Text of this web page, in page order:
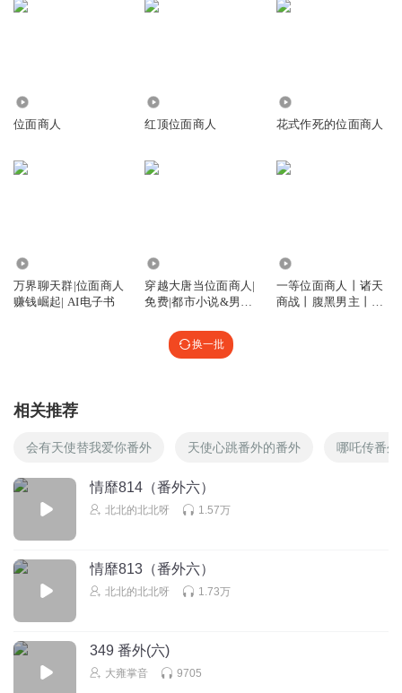
位面商人 红顶位面商人 花式作死的位面商人
万界聊天群|位面商人
赚钱崛起| AI电子书
穿越大唐当位面商人|
免费|都市小说&男频
一等位面商人丨诸天
商战丨腹黑男主丨系
换一批
相关推荐
会有天使替我爱你番外 天使心跳番外的番外 哪吒传番外
情靡814（番外六）
北北的北北呀 1.57万
情靡813（番外六）
北北的北北呀 1.73万
349 番外(六)
大雍掌音 9705